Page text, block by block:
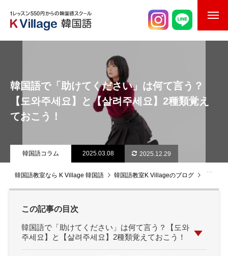
校舎案内
韓国語講師紹介
スケジュール
K Village韓国留学
韓国語で「助けてください」は何て言う？
【도와주세요】と【살려주세요】2種類覚え
ておこう！
韓国語コラム 2025.03.08 2025.12.29
韓国語教室なら K Village 韓国語 韓国語教室K Villageのブログ
この記事の目次
韓国語で「助けてください」は何て言う？【도와
주세요】と【살려주세요】2種類覚えておこう！